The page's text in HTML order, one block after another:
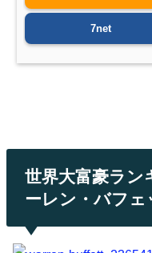
7net
世界大富豪ラン
ーレン・バフ